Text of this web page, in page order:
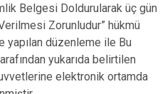
Belgesi Doldurularak üç gün
Zorunludur” hükmü
düzenleme ile Bu
yukarıda belirtilen
elektronik ortamda